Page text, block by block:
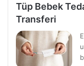
Tüp Bebek
Transferi